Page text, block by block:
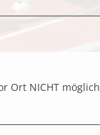
Ort NICHT möglich